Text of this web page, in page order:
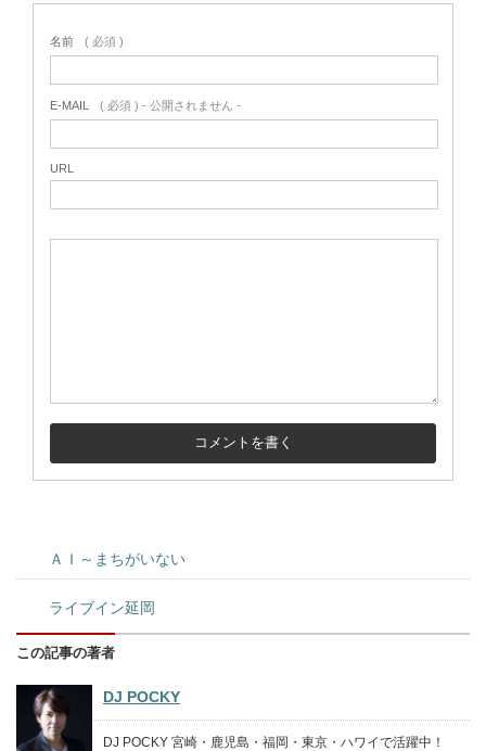
名前 ( 必須 )
E-MAIL ( 必須 ) - 公開されません -
URL
ＡＩ～まちがいない
ライブイン延岡
この記事の著者
DJ POCKY
DJ POCKY 宮崎・鹿児島・福岡・東京・ハワイで活躍中！